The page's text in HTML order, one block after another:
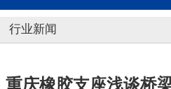
行业新闻
重庆橡胶支座浅谈桥